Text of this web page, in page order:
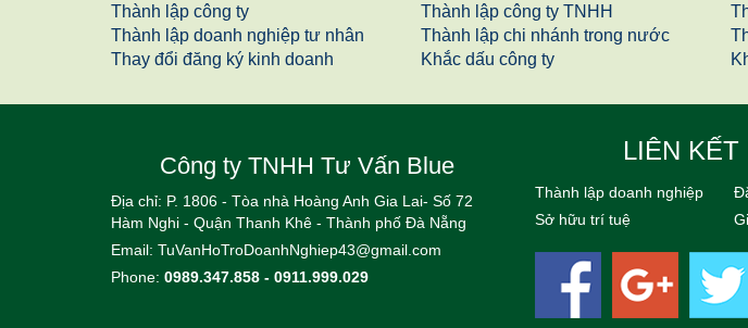
Thành lập công ty Thành lập công ty TNHH
Thành lập doanh nghiệp tư nhân
Thành lập chi nhánh trong nước
Thay đổi đăng ký kinh doanh
Khắc dấu công ty
Công ty TNHH Tư Vấn Blue
Địa chỉ: P. 1806 - Tòa nhà Hoàng Anh Gia Lai- Số 72
Hàm Nghi - Quận Thanh Khê - Thành phố Đà Nẵng
Email: TuVanHoTroDoanhNghiep43@gmail.com
Phone: 0989.347.858 - 0911.999.029
LIÊN KẾT
Thành lập doanh nghiệp
Sở hữu trí tuệ